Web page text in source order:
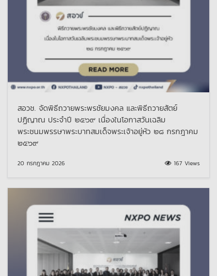
สอวช. จัดพิธีถวายพระพรชัยมงคล และพิธีถวายสัตย์
ปฏิญาณ ประจำปี ๒๕๖๙ เนื่องในโอกาสวันเฉลิม
พระชนมพรรษาพระบาทสมเด็จพระเจ้าอยู่หัว ๒๘ กรกฎาคม
๒๕๖๙
20 กรกฎาคม 2026 167 Views